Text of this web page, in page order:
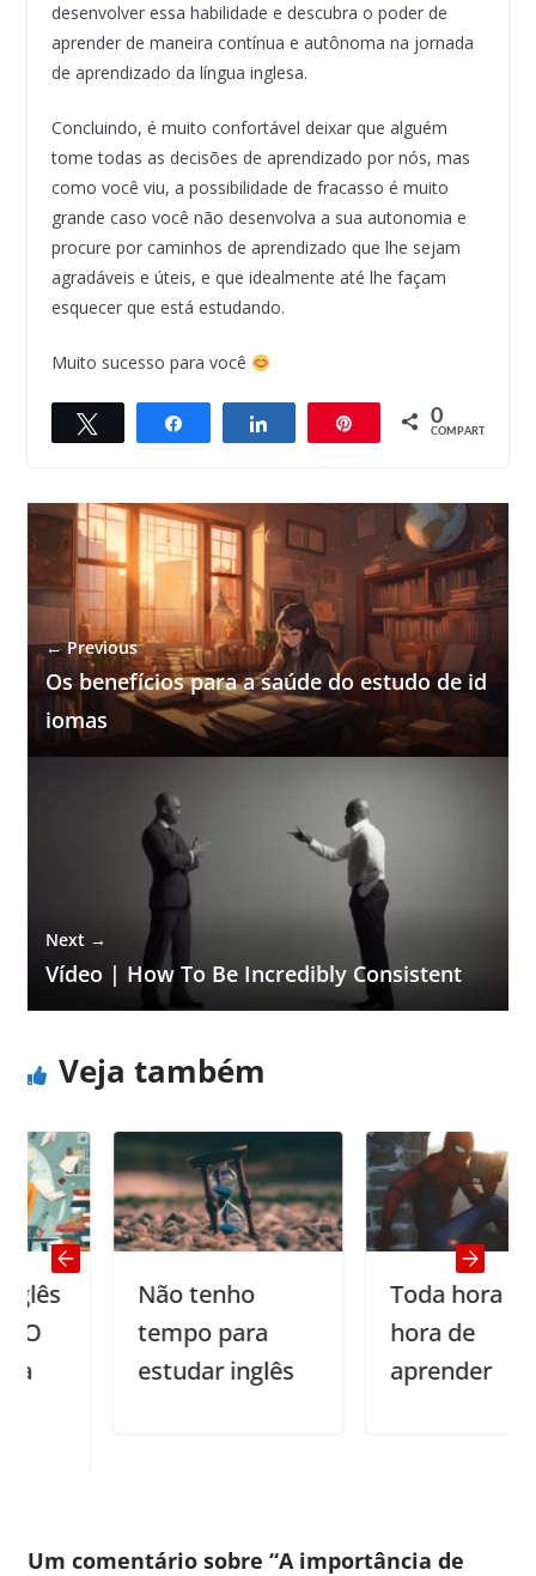
desenvolver essa habilidade e descubra o poder de
aprender de maneira contínua e autônoma na jornada
de aprendizado da língua inglesa.
Concluindo, é muito confortável deixar que alguém
tome todas as decisões de aprendizado por nós, mas
como você viu, a possibilidade de fracasso é muito
grande caso você não desenvolva a sua autonomia e
procure por caminhos de aprendizado que lhe sejam
agradáveis e úteis, e que idealmente até lhe façam
esquecer que está estudando.
Muito sucesso para você
Compartilhar Compartilhar 0
COMPART.
← Previous
Os benefícios para a saúde do estudo de id
iomas
Next →
Vídeo | How To Be Incredibly Consistent
Veja também
Não tenho
tempo para
estudar inglês
Toda hora é
hora de
aprender
Um comentário sobre “A importância de